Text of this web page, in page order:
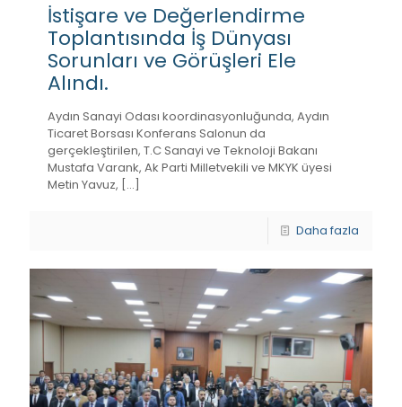
İstişare ve Değerlendirme
Toplantısında İş Dünyası
Sorunları ve Görüşleri Ele
Alındı.
Aydın Sanayi Odası koordinasyonluğunda, Aydın
Ticaret Borsası Konferans Salonun da
gerçekleştirilen, T.C Sanayi ve Teknoloji Bakanı
Mustafa Varank, Ak Parti Milletvekili ve MKYK üyesi
Metin Yavuz, […]
Daha fazla